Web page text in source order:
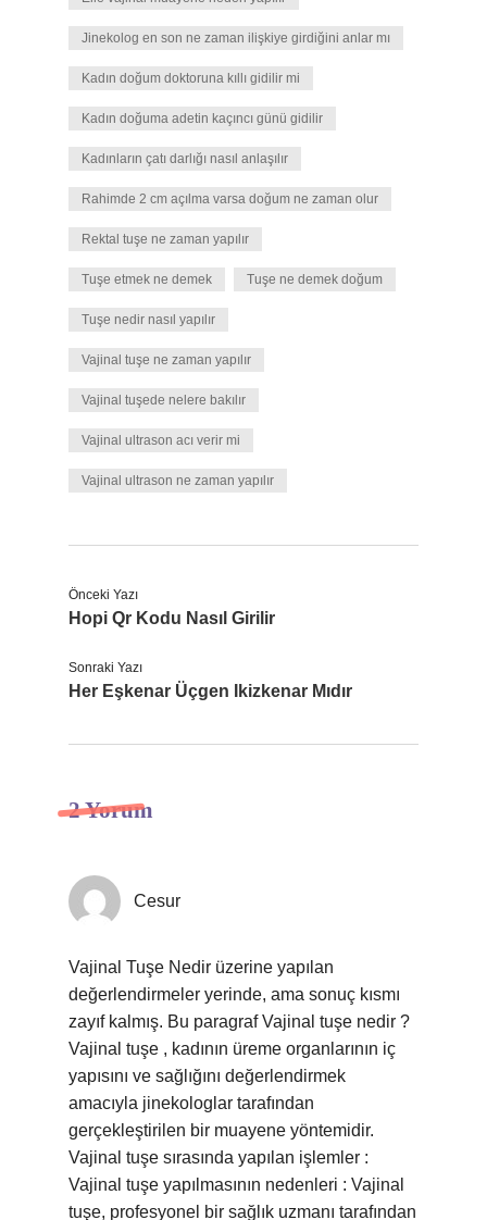
Jinekolog en son ne zaman ilişkiye girdiğini anlar mı
Kadın doğum doktoruna kıllı gidilir mi
Kadın doğuma adetin kaçıncı günü gidilir
Kadınların çatı darlığı nasıl anlaşılır
Rahimde 2 cm açılma varsa doğum ne zaman olur
Rektal tuşe ne zaman yapılır
Tuşe etmek ne demek Tuşe ne demek doğum
Tuşe nedir nasıl yapılır
Vajinal tuşe ne zaman yapılır
Vajinal tuşede nelere bakılır
Vajinal ultrason acı verir mi
Vajinal ultrason ne zaman yapılır
Önceki Yazı
Hopi Qr Kodu Nasıl Girilir
Sonraki Yazı
Her Eşkenar Üçgen Ikizkenar Mıdır
2 Yorum
Cesur
Vajinal Tuşe Nedir üzerine yapılan
değerlendirmeler yerinde, ama sonuç kısmı
zayıf kalmış. Bu paragraf Vajinal tuşe nedir ?
Vajinal tuşe , kadının üreme organlarının iç
yapısını ve sağlığını değerlendirmek
amacıyla jinekologlar tarafından
gerçekleştirilen bir muayene yöntemidir.
Vajinal tuşe sırasında yapılan işlemler :
Vajinal tuşe yapılmasının nedenleri : Vajinal
tuşe, profesyonel bir sağlık uzmanı tarafından